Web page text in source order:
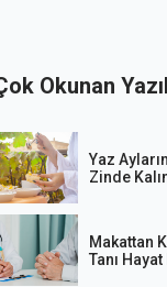
Okunan
Yaz
Zinde
Makattan
Tanı